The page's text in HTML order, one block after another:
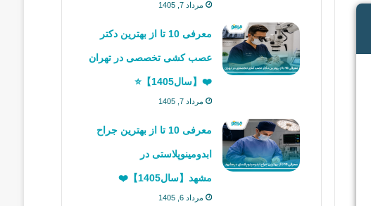
مرداد 7, 1405
معرفی 10 تا از بهترین دکتر
عصب کشی تخصصی در تهران
❤️【سال1405】⭐
مرداد 7, 1405
معرفی 10 تا از بهترین جراح
ابدومینوپلاستی در
مشهد【سال1405】❤️
مرداد 6, 1405